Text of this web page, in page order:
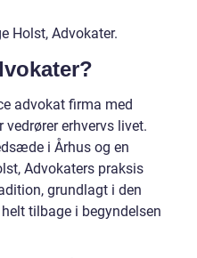
Holst, Advokater.
advokat firma med
erhvervs livet.
i Århus og en
Advokaters praksis
grundlagt i den
tilbage i begyndelsen